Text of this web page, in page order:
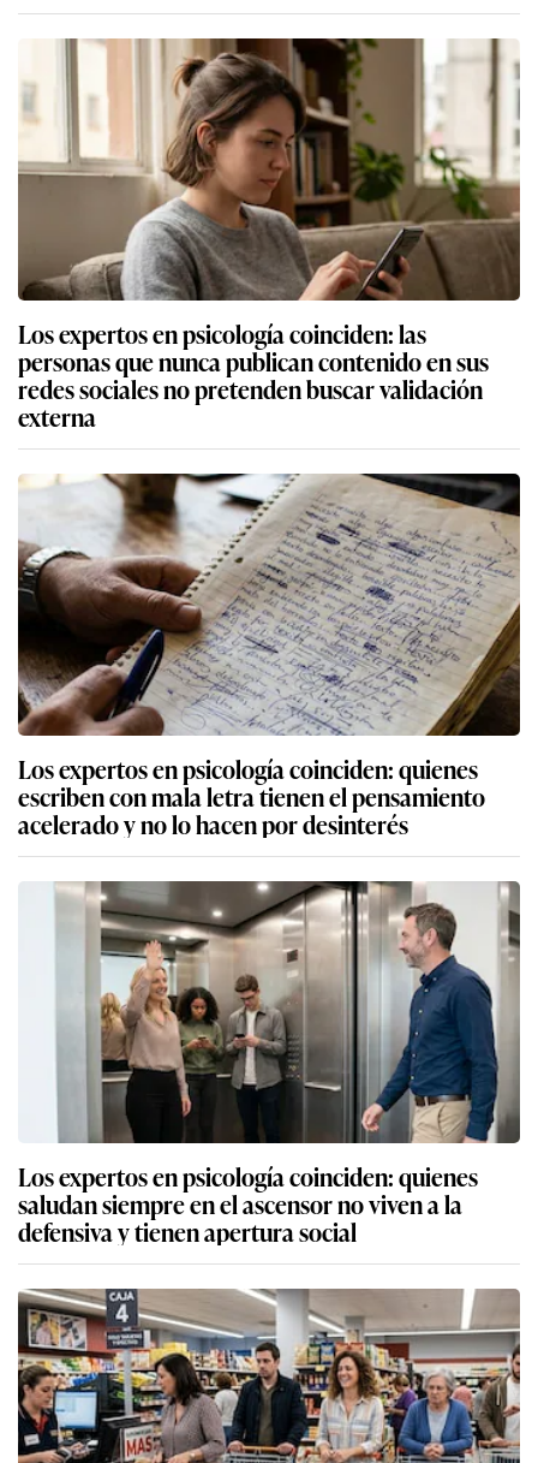
Los expertos en psicología coinciden: las
personas que nunca publican contenido en sus
redes sociales no pretenden buscar validación
externa
Los expertos en psicología coinciden: quienes
escriben con mala letra tienen el pensamiento
acelerado y no lo hacen por desinterés
Los expertos en psicología coinciden: quienes
saludan siempre en el ascensor no viven a la
defensiva y tienen apertura social